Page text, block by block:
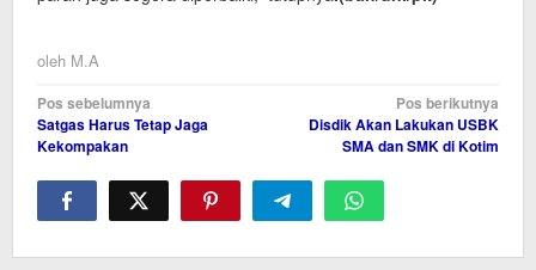
oleh M.A
Navigasi
pos
Pos sebelumnya
Satgas Harus Tetap Jaga
Kekompakan
Pos berikutnya
Disdik Akan Lakukan USBK
SMA dan SMK di Kotim